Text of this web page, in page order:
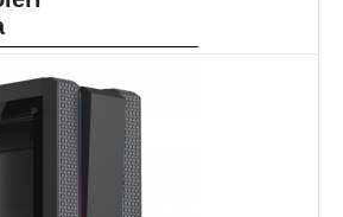
tuskin
Muovin...